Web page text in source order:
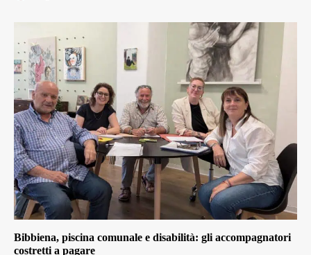
Bibbiena, piscina comunale e disabilità: gli accompagnatori
costretti a pagare